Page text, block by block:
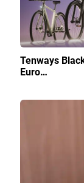
Tenways
Euro…